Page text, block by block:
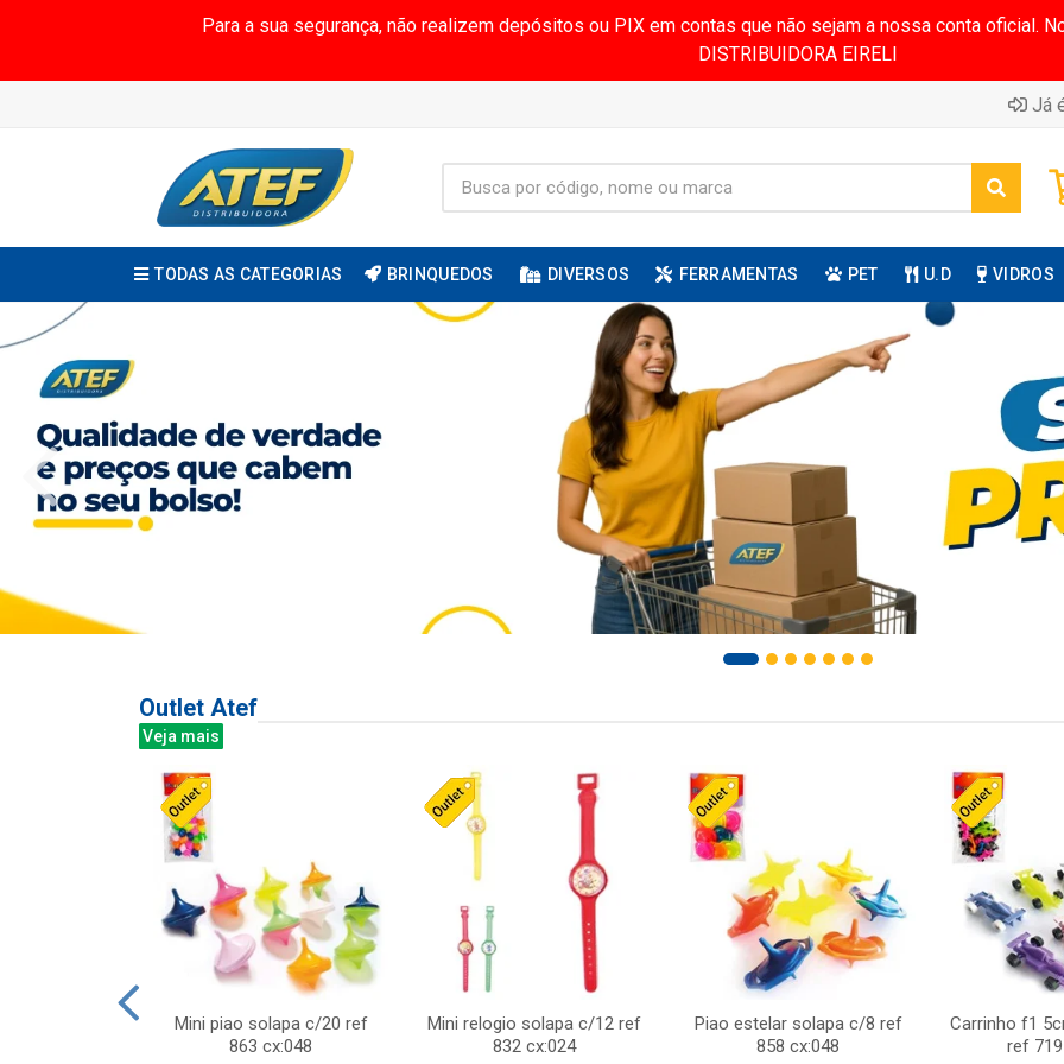
Para a sua segurança, não realizem depósitos ou PIX em contas que não sejam a nossa conta oficial.
DISTRIBUIDORA EIRELI
Já
TODAS AS CATEGORIAS BRINQUEDOS DIVERSOS FERRAMENTAS PET U.D VIDROS
Outlet Atef
Veja mais
Mini piao solapa c/20 ref
863 cx:048
Mini relogio solapa c/12 ref
832 cx:024
Piao estelar solapa c/8 ref
858 cx:048
Carrinho f1
ref